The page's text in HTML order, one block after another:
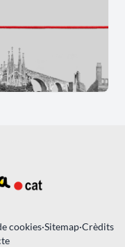
cookies·Sitemap·Crèdits